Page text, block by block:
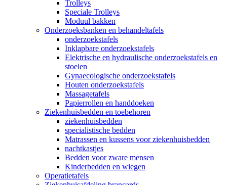
Trolleys
Speciale Trolleys
Moduul bakken
Onderzoeksbanken en behandeltafels
onderzoekstafels
Inklapbare onderzoekstafels
Elektrische en hydraulische onderzoekstafels en
stoelen
Gynaecologische onderzoekstafels
Houten onderzoekstafels
Massagetafels
Papierrollen en handdoeken
Ziekenhuisbedden en toebehoren
ziekenhuisbedden
specialistische bedden
Matrassen en kussens voor ziekenhuisbedden
nachtkastjes
Bedden voor zware mensen
Kinderbedden en wiegen
Operatietafels